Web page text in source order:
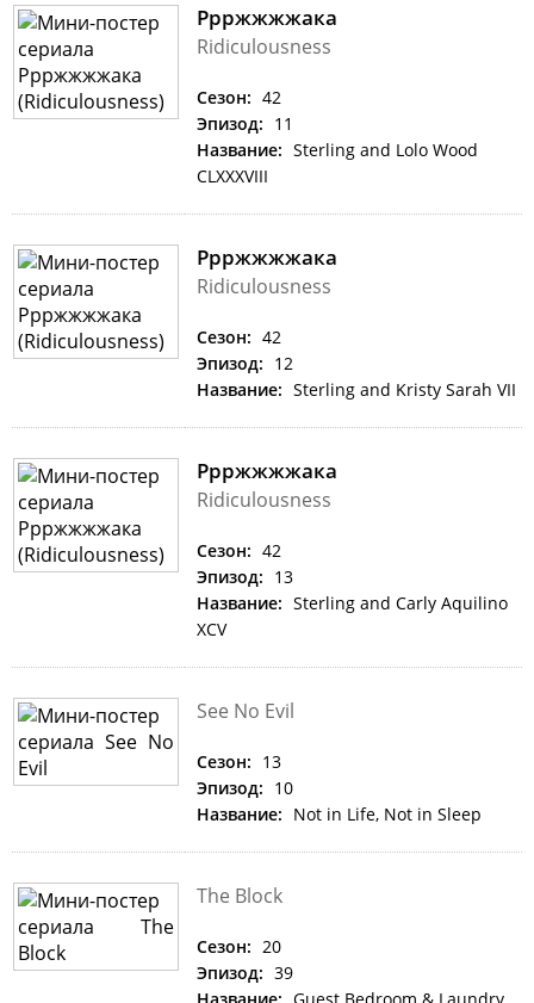
Ррржжжжака
Ridiculousness
Сезон: 42
Эпизод: 11
Название: Sterling and Lolo Wood
CLXXXVIII
Ррржжжжака
Ridiculousness
Сезон: 42
Эпизод: 12
Название: Sterling and Kristy Sarah VII
Ррржжжжака
Ridiculousness
Сезон: 42
Эпизод: 13
Название: Sterling and Carly Aquilino
XCV
See No Evil
Сезон: 13
Эпизод: 10
Название: Not in Life, Not in Sleep
The Block
Сезон: 20
Эпизод: 39